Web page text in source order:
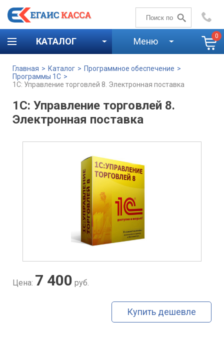
+7 (4842)59-58-00
КАТАЛОГ Меню 0
Главная > Каталог > Программное обеспечение >
Программы 1С >
1С: Управление торговлей 8. Электронная поставка
1С: Управление торговлей 8.
Электронная поставка
Купить дешевле
Цена: 7 400 руб.